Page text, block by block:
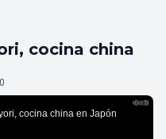
cocina china